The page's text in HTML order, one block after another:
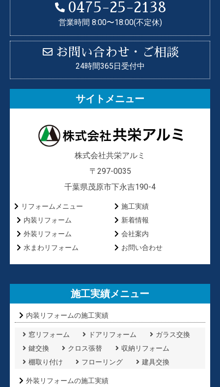
0475-25-2138
営業時間 8:00〜18:00(不定休)
お問い合わせ・ご相談
24時間365日受付中
サイトメニュー
株式会社共栄アルミ
〒297-0035
千葉県茂原市下永吉190-4
リフォームメニュー
内装リフォーム
外装リフォーム
水まわリフォーム
施工実績
新着情報
会社案内
お問い合わせ
施工実績メニュー
内装リフォームの施工実績
窓リフォーム ドアリフォーム
ガラス交換
鍵交換
クロス張替
収納リフォーム
棚取り付け
フローリング 建具交換
外装リフォームの施工実績